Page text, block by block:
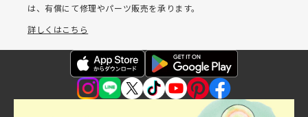
は、有償にて修理やパーツ販売を承ります。
詳しくはこちら